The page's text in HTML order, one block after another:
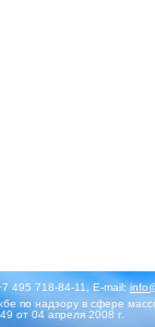
495 718-84-11, E-mail:
по надзору в сфере
от 04 апреля 2008 г.